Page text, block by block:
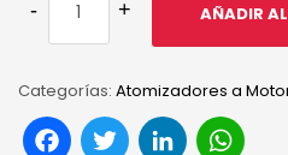
AÑADIR
Categorías: Atomizadores a
Facebook
Twitter